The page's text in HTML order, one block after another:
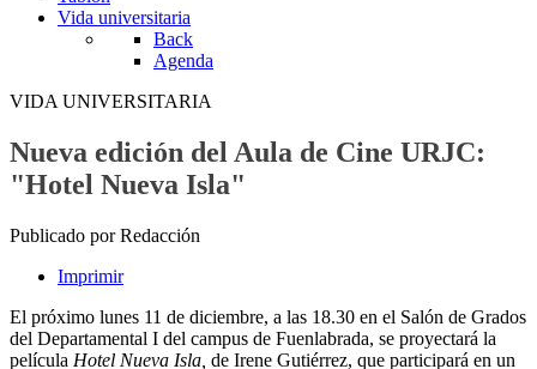
Vida universitaria
Back
Agenda
VIDA UNIVERSITARIA
Nueva edición del Aula de Cine URJC:
"Hotel Nueva Isla"
Publicado por Redacción
Imprimir
El próximo lunes 11 de diciembre, a las 18.30 en el Salón de Grados
del Departamental I del campus de Fuenlabrada, se proyectará la
película Hotel Nueva Isla, de Irene Gutiérrez, que participará en un